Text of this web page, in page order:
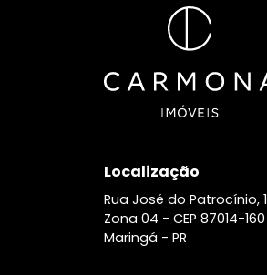
Localização
Rua José do Patrocínio,
Zona 04 - CEP 87014-160
Maringá - PR